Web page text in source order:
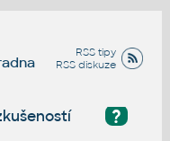
RSS tipy
RSS diskuze
?